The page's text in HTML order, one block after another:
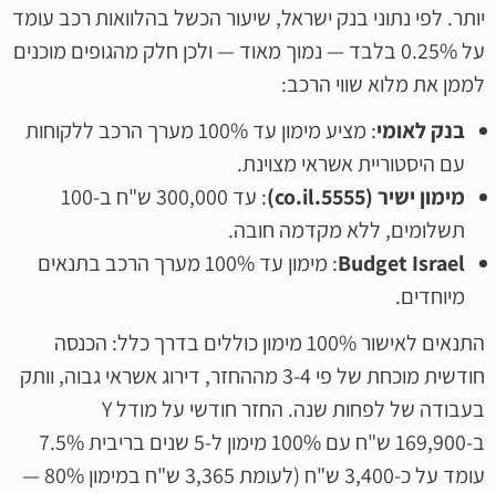
יותר. לפי נתוני בנק ישראל, שיעור הכשל בהלוואות רכב עומד
על 0.25% בלבד — נמוך מאוד — ולכן חלק מהגופים מוכנים
לממן את מלוא שווי הרכב:
בנק לאומי
: מציע מימון עד 100% מערך הרכב ללקוחות
עם היסטוריית אשראי מצוינת.
מימון ישיר (5555.co.il)
: עד 300,000 ש"ח ב-100
תשלומים, ללא מקדמה חובה.
Budget Israel
: מימון עד 100% מערך הרכב בתנאים
מיוחדים.
התנאים לאישור 100% מימון כוללים בדרך כלל: הכנסה
חודשית מוכחת של פי 3-4 מההחזר, דירוג אשראי גבוה, וותק
בעבודה של לפחות שנה. החזר חודשי על מודל Y
ב-169,900 ש"ח עם 100% מימון ל-5 שנים בריבית 7.5%
עומד על כ-3,400 ש"ח (לעומת 3,365 ש"ח במימון 80% —